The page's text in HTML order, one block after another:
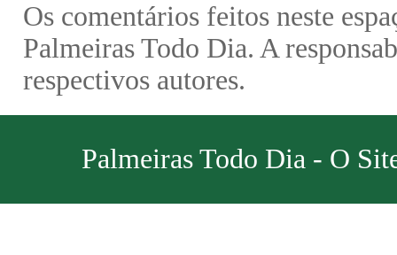
Os comentários feitos neste
Palmeiras Todo Dia. A
respectivos autores.
Palmeiras Todo Dia - O